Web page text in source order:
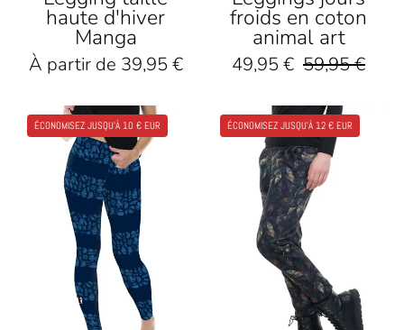
Boots
haute d'hiver
Manga
À partir de 39,95 €
froids en coton
animal art
49,95 € 59,95 €
Dunkelblaue
Leggings
mit
maritimen
Mustern
für
Damen,
nachhaltige
Baumwolle,
Fußfrei
ÉCONOMISEZ JUSQU'À 10 € EUR
Person
trägt
gemusterte
Leggings
mit
Blätter-
Design
und
schwarzen
Stiefeln
ÉCONOMISEZ JUSQU'À 12 € EUR